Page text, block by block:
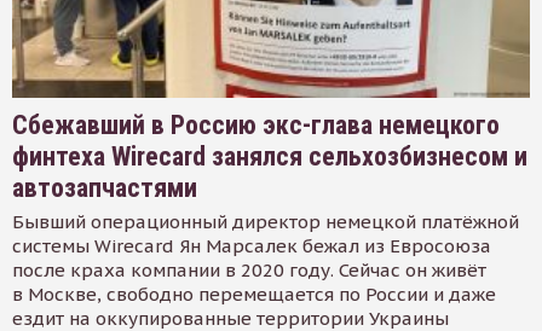
Сбежавший в Россию экс-глава немецкого
финтеха Wirecard занялся сельхозбизнесом и
автозапчастями
Бывший операционный директор немецкой платёжной
системы Wirecard Ян Марсалек бежал из Евросоюза
после краха компании в 2020 году. Сейчас он живёт
в Москве, свободно перемещается по России и даже
ездит на оккупированные территории Украины